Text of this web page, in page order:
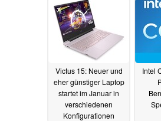
Victus 15: Neuer und
eher günstiger Laptop
startet im Januar in
verschiedenen
Konfigurationen
Intel